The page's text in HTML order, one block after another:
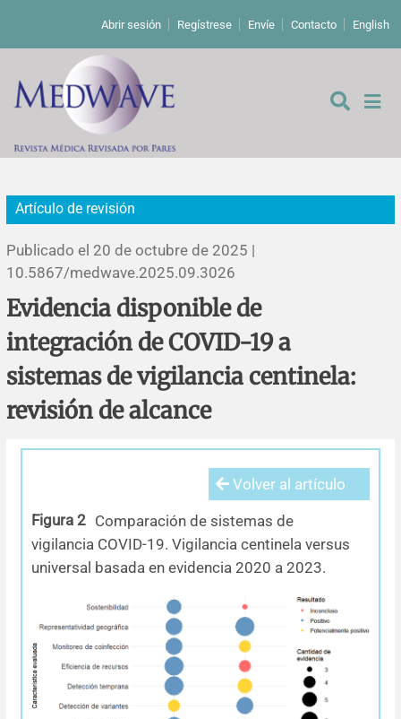
Abrir sesión Regístrese Envíe Contacto English
De los editores
Editoriales
Comentarios
Cartas a los editores
Errata y notas de reserva
Estudios originales
Estudios cualitativos
Revisiones sistemáticas
Evaluaciones económicas
Análisis
Revisiones clínicas
Comunicaciones breves
Notas históricas y reseñas
Ensayos
Práctica clínica
Política de cobros
Políticas editoriales
Instrucciones para autores
Patrocinadores y financiamiento
Artículo de revisión
Publicado el 20 de octubre de 2025 |
10.5867/medwave.2025.09.3026
Evidencia disponible de
integración de COVID-19 a
sistemas de vigilancia centinela:
revisión de alcance
Volver al artículo
Figura 2 Comparación de sistemas de
vigilancia COVID-19. Vigilancia centinela versus
universal basada en evidencia 2020 a 2023.